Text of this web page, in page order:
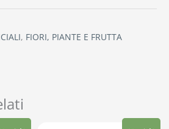
, FIORI, PIANTE E FRUTTA